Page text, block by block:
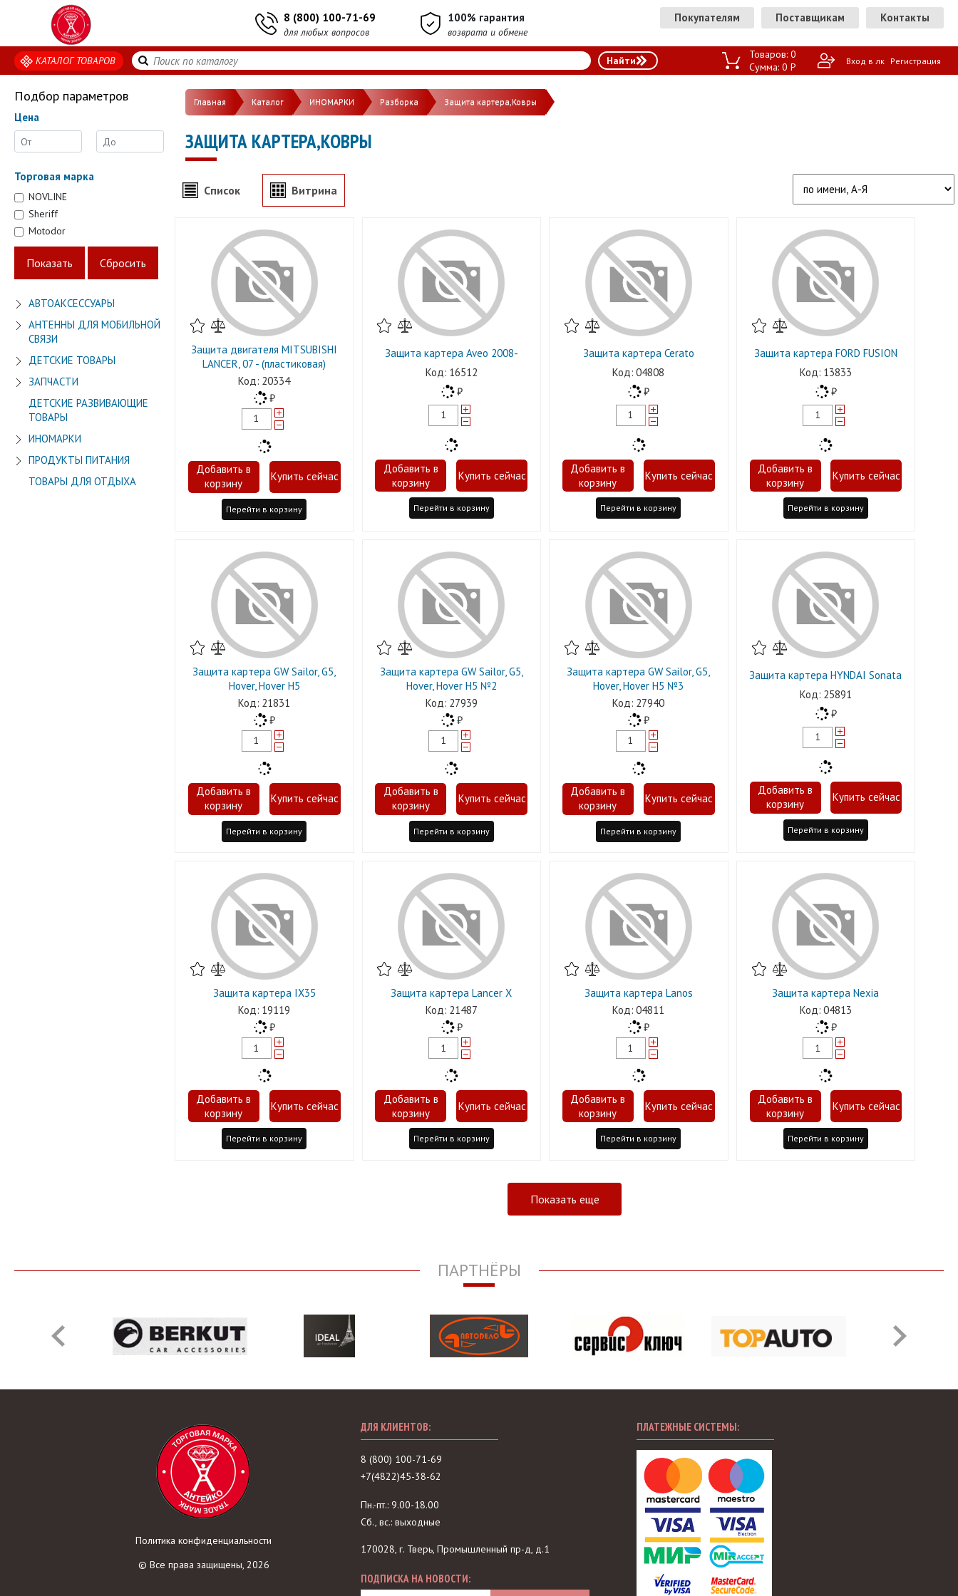
8 (800) 100-71-69
для любых вопросов
100% гарантия
возврата и обмене
Покупателям Поставщикам Контакты
КАТАЛОГ ТОВАРОВ Товаров: 0
Сумма: 0 P Вход в лк Регистрация
Подбор параметров
Цена
Торговая марка
NOVLINE
Sheriff
Motodor
АВТОАКСЕССУАРЫ
АНТЕННЫ ДЛЯ МОБИЛЬНОЙ
СВЯЗИ
ДЕТСКИЕ ТОВАРЫ
ЗАПЧАСТИ
ДЕТСКИЕ РАЗВИВАЮЩИЕ
ТОВАРЫ
ИНОМАРКИ
ПРОДУКТЫ ПИТАНИЯ
ТОВАРЫ ДЛЯ ОТДЫХА
Главная Каталог ИНОМАРКИ Разборка Защита картера,Ковры
ЗАЩИТА КАРТЕРА,КОВРЫ
Список Витрина
Защита двигателя MITSUBISHI
LANCER, 07 - (пластиковая)
20334
Перейти в корзину
Защита картера Aveo 2008-
16512
Перейти в корзину
Защита картера Cerato
04808
Перейти в корзину
Защита картера FORD FUSION
13833
Перейти в корзину
Защита картера GW Sаilor, G5,
Hover, Hover H5
21831
Перейти в корзину
Защита картера GW Sаilor, G5,
Hover, Hover H5 №2
27939
Перейти в корзину
Защита картера GW Sаilor, G5,
Hover, Hover H5 №3
27940
Перейти в корзину
Защита картера HYNDAI Sonata
25891
Перейти в корзину
Защита картера IX35
19119
Перейти в корзину
Защита картера Lancer X
21487
Перейти в корзину
Защита картера Lanos
04811
Перейти в корзину
Защита картера Nexia
04813
Перейти в корзину
Показать еще
ПАРТНЁРЫ
Политика конфиденциальности
© Все права защищены, 2026
ДЛЯ КЛИЕНТОВ:
8 (800) 100-71-69
+7(4822)45-38-62
Пн.-пт.: 9.00-18.00
Сб., вс.: выходные
170028, г. Тверь, Промышленный пр-д, д.1
ПОДПИСКА НА НОВОСТИ:
ПЛАТЕЖНЫЕ СИСТЕМЫ: